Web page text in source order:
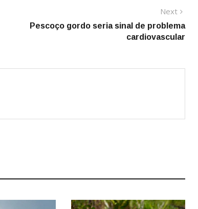
Next
post:
Pescoço gordo seria sinal de problema
cardiovascular